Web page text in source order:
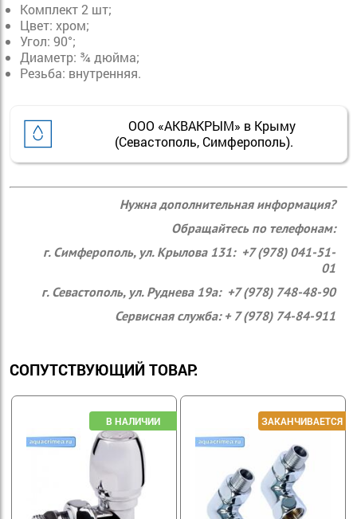
Комплект 2 шт;
Цвет: хром;
Угол: 90°;
Диаметр: ¾ дюйма;
Резьба: внутренняя.
ООО «АКВАКРЫМ» в Крыму
(Севастополь, Симферополь).
Нужна дополнительная информация?
Обращайтесь по телефонам:
г. Симферополь, ул. Крылова 131: +7 (978) 041-51-
01
г. Севастополь, ул. Руднева 19а: +7 (978) 748-48-90
Сервисная служба: + 7 (978) 74-84-911
СОПУТСТВУЮЩИЙ ТОВАР: